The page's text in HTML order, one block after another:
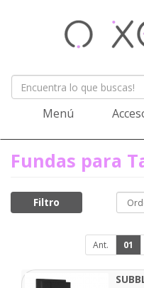
Menú
Fundas para
Filtro
Ant. 01